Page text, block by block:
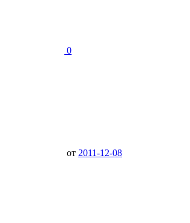
0
от 2011-12-08